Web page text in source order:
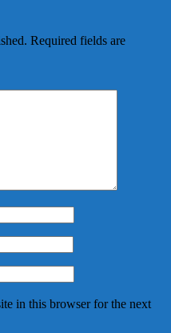
Required fields are
in this browser for the next